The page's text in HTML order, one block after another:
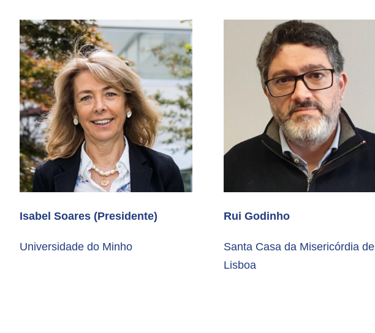
Isabel Soares (Presidente)
Universidade do Minho
Rui Godinho
Santa Casa da Misericórdia de
Lisboa